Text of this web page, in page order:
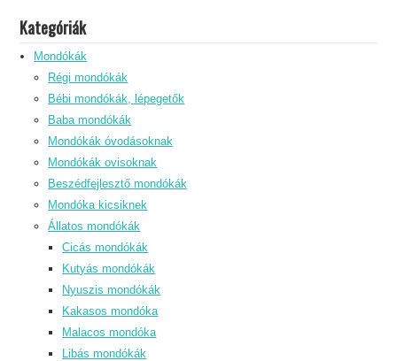
Kategóriák
Mondókák
Régi mondókák
Bébi mondókák, lépegetők
Baba mondókák
Mondókák óvodásoknak
Mondókák ovisoknak
Beszédfejlesztő mondókák
Mondóka kicsiknek
Állatos mondókák
Cicás mondókák
Kutyás mondókák
Nyuszis mondókák
Kakasos mondóka
Malacos mondóka
Libás mondókák